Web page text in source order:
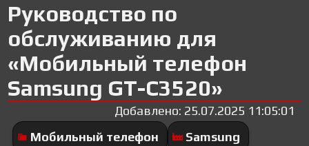
Руководство по
обслуживанию для
«Мобильный телефон
Samsung GT-C3520»
Добавлено: 25.07.2025 11:05:01
Мобильный телефон
Samsung